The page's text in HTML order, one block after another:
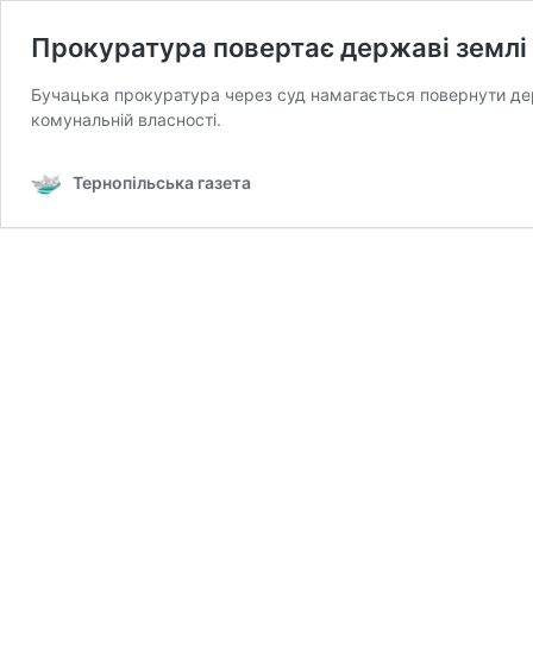
Прокуратура повертає державі
Бучацька прокуратура через суд намагається повернути
комунальній власності.
Тернопільська газета